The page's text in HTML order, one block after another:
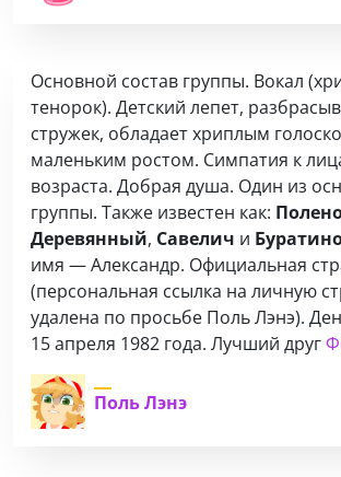
Основной состав группы. Вокал
тенорок). Детский лепет,
стружек, обладает хриплым
маленьким ростом. Симпатия к
возраста. Добрая душа. Один из
группы. Также известен как:
Деревянный, Савелич и
имя — Александр. Официальная
(персональная ссылка на личную
удалена по просьбе Поль Лэнэ).
15 апреля 1982 года. Лучший друг
Поль Лэнэ